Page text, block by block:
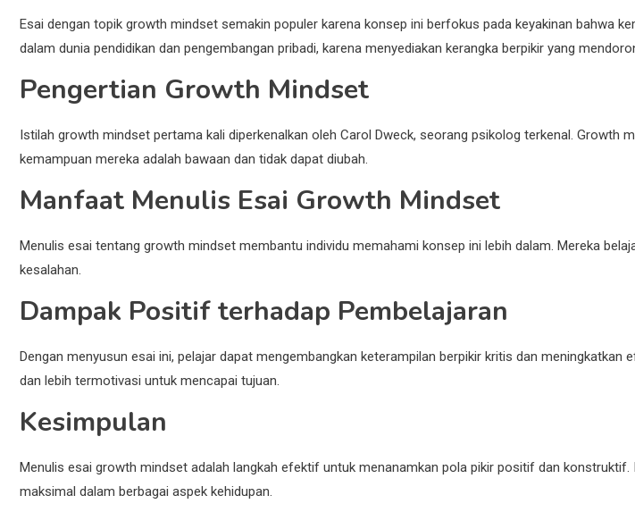
Esai dengan topik growth mindset semakin populer karena konsep ini berfokus pada keyakinan bahwa
dalam dunia pendidikan dan pengembangan pribadi, karena menyediakan kerangka berpikir yang
Pengertian Growth Mindset
Istilah growth mindset pertama kali diperkenalkan oleh Carol Dweck, seorang psikolog terkenal. Growth
kemampuan mereka adalah bawaan dan tidak dapat diubah.
Manfaat Menulis Esai Growth Mindset
Menulis esai tentang growth mindset membantu individu memahami konsep ini lebih dalam. Mereka
kesalahan.
Dampak Positif terhadap Pembelajaran
Dengan menyusun esai ini, pelajar dapat mengembangkan keterampilan berpikir kritis dan
dan lebih termotivasi untuk mencapai tujuan.
Kesimpulan
Menulis esai growth mindset adalah langkah efektif untuk menanamkan pola pikir positif dan
maksimal dalam berbagai aspek kehidupan.